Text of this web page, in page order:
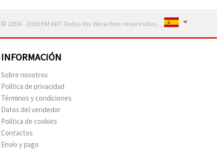
© 2004 - 2026 EM ART Todos los derechos reservados..
INFORMACIÓN
Sobre nosotros
Política de privacidad
Términos y condiciones
Datos del vendedor
Política de cookies
Contactos
Envío y pago